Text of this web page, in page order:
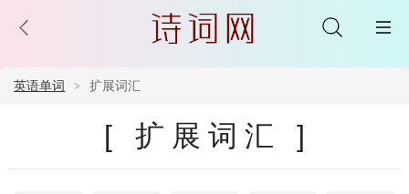
英语单词 扩展词汇
[ 扩展词汇 ]